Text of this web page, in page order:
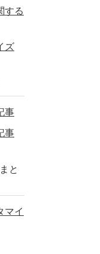
する
ズ
事
事
と
マイ